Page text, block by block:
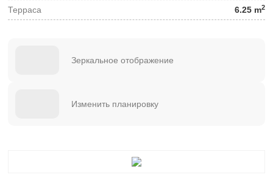
Терраса 6.25 m2
Зеркальное отображение
Изменить планировку